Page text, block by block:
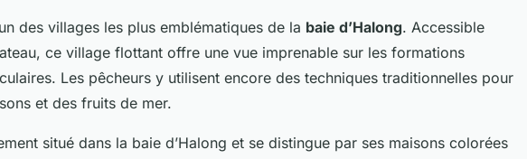
des villages les plus emblématiques de la baie d’Halong. Accessible
ce village flottant offre une vue imprenable sur les formations
Les pêcheurs y utilisent encore des techniques traditionnelles pour
et des fruits de mer.
situé dans la baie d’Halong et se distingue par ses maisons colorées